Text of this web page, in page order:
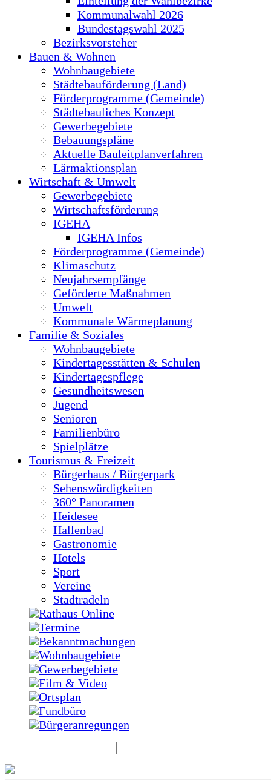
Kommunalwahl 2026
Bundestagswahl 2025
Bezirksvorsteher
Bauen & Wohnen
Wohnbaugebiete
Städtebauförderung (Land)
Förderprogramme (Gemeinde)
Städtebauliches Konzept
Gewerbegebiete
Bebauungspläne
Aktuelle Bauleitplanverfahren
Lärmaktionsplan
Wirtschaft & Umwelt
Gewerbegebiete
Wirtschaftsförderung
IGEHA
IGEHA Infos
Förderprogramme (Gemeinde)
Klimaschutz
Neujahrsempfänge
Geförderte Maßnahmen
Umwelt
Kommunale Wärmeplanung
Familie & Soziales
Wohnbaugebiete
Kindertagesstätten & Schulen
Kindertagespflege
Gesundheitswesen
Jugend
Senioren
Familienbüro
Spielplätze
Tourismus & Freizeit
Bürgerhaus / Bürgerpark
Sehenswürdigkeiten
360° Panoramen
Heidesee
Hallenbad
Gastronomie
Hotels
Sport
Vereine
Stadtradeln
Rathaus Online
Termine
Bekanntmachungen
Wohnbaugebiete
Gewerbegebiete
Film & Video
Ortsplan
Fundbüro
Bürgeranregungen